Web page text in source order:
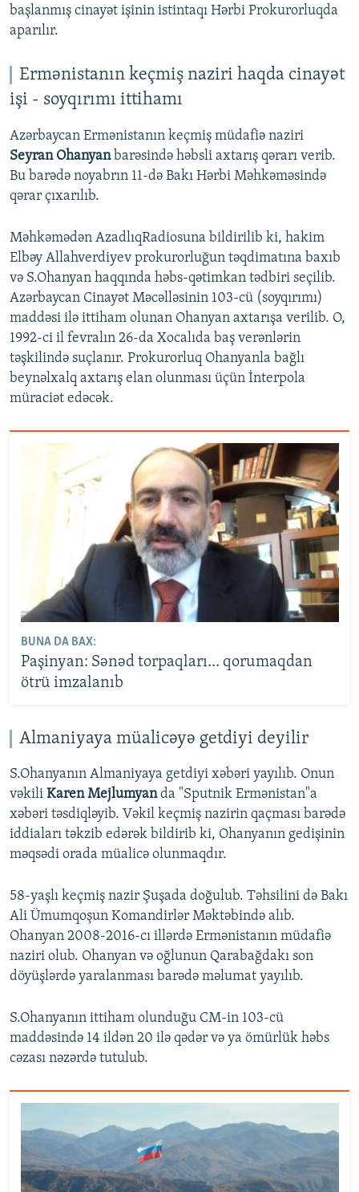
başlanmış cinayət işinin istintaqı Hərbi Prokurorluqda
aparılır.
Ermənistanın keçmiş naziri haqda cinayət
işi - soyqırımı ittihamı
Azərbaycan Ermənistanın keçmiş müdafiə naziri
Seyran Ohanyanbarəsində həbsli axtarış qərarı verib.
Bu barədə noyabrın 11-də Bakı Hərbi Məhkəməsində
qərar çıxarılıb.
Məhkəmədən AzadlıqRadiosuna bildirilib ki, hakim
Elbəy Allahverdiyev prokurorluğun təqdimatına baxıb
və S.Ohanyan haqqında həbs-qətimkan tədbiri seçilib.
Azərbaycan Cinayət Məcəlləsinin 103-cü (soyqırımı)
maddəsi ilə ittiham olunan Ohanyan axtarışa verilib. O,
1992-ci il fevralın 26-da Xocalıda baş verənlərin
təşkilində suçlanır. Prokurorluq Ohanyanla bağlı
beynəlxalq axtarış elan olunması üçün İnterpola
müraciət edəcək.
BUNA DA BAX:
Paşinyan: Sənəd torpaqları... qorumaqdan
ötrü imzalanıb
Almaniyaya müalicəyə getdiyi deyilir
S.Ohanyanın Almaniyaya getdiyi xəbəri yayılıb. Onun
vəkili Karen Mejlumyanda "Sputnik Ermənistan"a
xəbəri təsdiqləyib. Vəkil keçmiş nazirin qaçması barədə
iddiaları təkzib edərək bildirib ki, Ohanyanın gedişinin
məqsədi orada müalicə olunmaqdır.
58-yaşlı keçmiş nazir Şuşada doğulub. Təhsilini də Bakı
Ali Ümumqoşun Komandirlər Məktəbində alıb.
Ohanyan 2008-2016-cı illərdə Ermənistanın müdafiə
naziri olub. Ohanyan və oğlunun Qarabağdakı son
döyüşlərdə yaralanması barədə məlumat yayılıb.
S.Ohanyanın ittiham olunduğu CM-in 103-cü
maddəsində 14 ildən 20 ilə qədər və ya ömürlük həbs
cəzası nəzərdə tutulub.